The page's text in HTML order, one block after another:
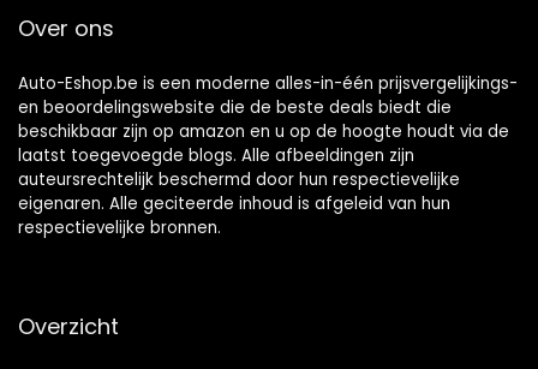
Over ons
Auto-Eshop.be is een moderne alles-in-één prijsvergelijkings-
en beoordelingswebsite die de beste deals biedt die
beschikbaar zijn op amazon en u op de hoogte houdt via de
laatst toegevoegde blogs. Alle afbeeldingen zijn
auteursrechtelijk beschermd door hun respectievelijke
eigenaren. Alle geciteerde inhoud is afgeleid van hun
respectievelijke bronnen.
Overzicht